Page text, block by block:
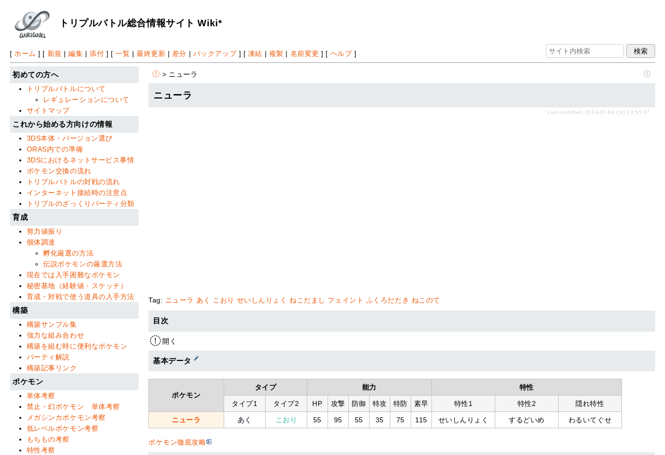
トリプルバトル総合情報サイト Wiki*
[ホーム ] [ 新規 |編集 |添付 ] [一覧 | 最終更新 | 差分 | バックアップ] [ 凍結 | 複製 | 名前変更 ] [ ヘルプ]
> ニューラ
ニューラ
Last-modified: 2023-07-04 (火) 23:55:37
Tag: ニューラ あく こおり せいしんりょく ねこだまし フェイント ふくろだたき ねこのて
目次
開く
基本データ
ポケモン
タイプ 能力 特性
タイプ1 タイプ2 HP 攻撃 防御 特攻 特防 素早 特性1 特性2 隠れ特性
ニューラ あく こおり 55 95 55 35 75 115 せいしんりょく するどいめ わるいてぐせ
ポケモン徹底攻略
初めての方へ
トリプルバトルについて
レギュレーションについて
サイトマップ
これから始める方向けの情報
3DS本体・バージョン選び
ORAS内での準備
3DSにおけるネットサービス事情
ポケモン交換の流れ
トリプルバトルの対戦の流れ
インターネット接続時の注意点
トリプルのざっくりパーティ分類
育成
努力値振り
個体調達
孵化厳選の方法
伝説ポケモンの厳選方法
現在では入手困難なポケモン
秘密基地（経験値・スケッチ）
育成・対戦で使う道具の入手方法
構築
構築サンプル集
強力な組み合わせ
構築を組む時に便利なポケモン
パーティ解説
構築記事リンク
ポケモン
単体考察
禁止・幻ポケモン 単体考察
メガシンカポケモン考察
低レベルポケモン考察
もちもの考察
特性考察